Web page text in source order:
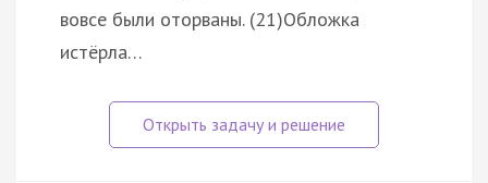
вовсе были оторваны. (21)Обложка
истёрла…